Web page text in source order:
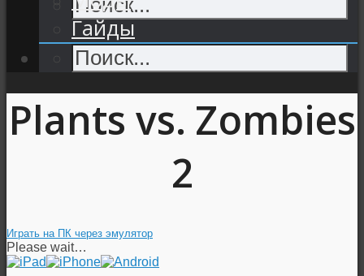
Гайды
Plants vs. Zombies
2
Играть на ПК через эмулятор
Please wait…